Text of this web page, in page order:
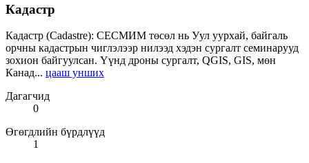
Кадастр
Кадастр (Cadastre): СЕСМИМ төсөл нь Уул уурхай, байгаль
орчны кадастрын чиглэлээр нилээд хэдэн сургалт семинарууд
зохион байгуулсан. Үүнд дроны сургалт, QGIS, GIS, мөн
Канад... цааш унших
Дагагчид
0
Өгөгдлийн бүрдлүүд
1